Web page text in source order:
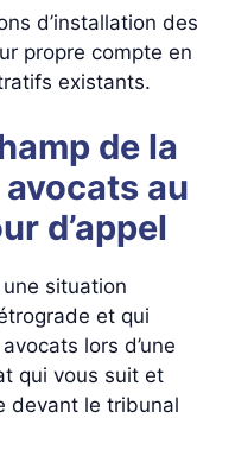
d’installation des
propre compte en
existants.
de la
au
d’appel
situation
et qui
lors d’une
qui vous suit et
devant le tribunal